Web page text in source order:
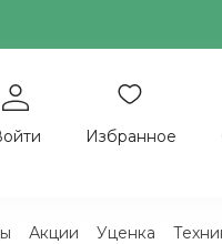
Избранное
Акции Уценка